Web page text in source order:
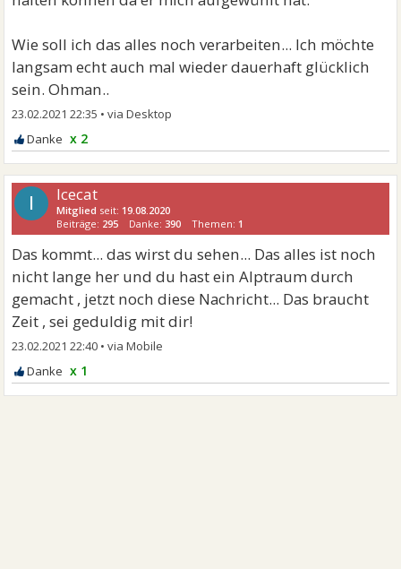
Wie soll ich das alles noch verarbeiten... Ich möchte
langsam echt auch mal wieder dauerhaft glücklich
sein. Ohman..
23.02.2021 22:35 •
x 2
I Icecat
Mitglied seit: 19.08.2020
Beiträge: 295 Danke: 390 Themen: 1
Das kommt... das wirst du sehen... Das alles ist noch
nicht lange her und du hast ein Alptraum durch
gemacht , jetzt noch diese Nachricht... Das braucht
Zeit , sei geduldig mit dir!
23.02.2021 22:40 •
x 1